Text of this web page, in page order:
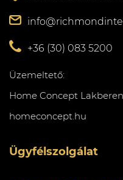
+36 (30) 083 5200
Üzemeltető:
Home Concept
homeconcept.hu
Ügyfélszolgálat